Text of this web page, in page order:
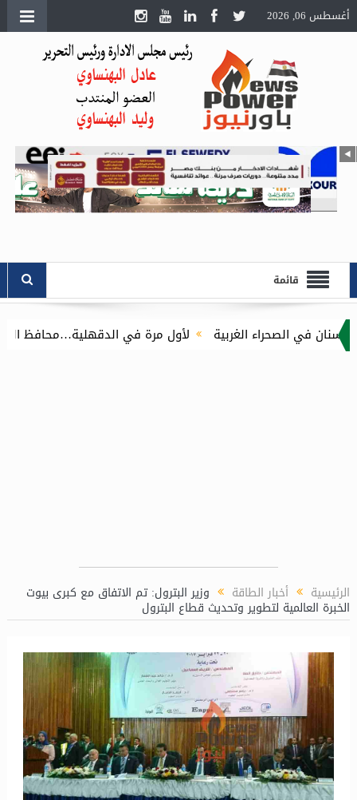
أغسطس 06, 2026
قائمة
الغربية
لأول مرة في الدقهلية…محافظ الدقهلية يُطلق مبادرة توصيل
الرئيسية أخبار الطاقة وزير البترول: تم الاتفاق مع كبرى بيوت
الخبرة العالمية لتطوير وتحديث قطاع البترول